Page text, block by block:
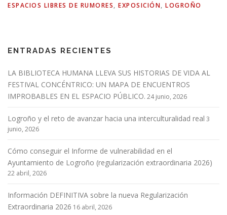
ESPACIOS LIBRES DE RUMORES, EXPOSICIÓN, LOGROÑO
ENTRADAS RECIENTES
LA BIBLIOTECA HUMANA LLEVA SUS HISTORIAS DE VIDA AL
FESTIVAL CONCÉNTRICO: UN MAPA DE ENCUENTROS
IMPROBABLES EN EL ESPACIO PÚBLICO. 24 junio, 2026
Logroño y el reto de avanzar hacia una interculturalidad real 3
junio, 2026
Cómo conseguir el Informe de vulnerabilidad en el
Ayuntamiento de Logroño (regularización extraordinaria 2026)
22 abril, 2026
Información DEFINITIVA sobre la nueva Regularización
Extraordinaria 2026 16 abril, 2026